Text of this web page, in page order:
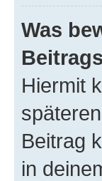
Was
Hiermit
Beitrag
in